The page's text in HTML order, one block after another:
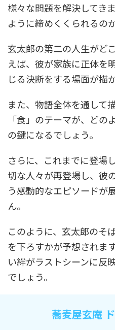
様々な問題を解決してき
ように締めくくられるの
玄太郎の第二の人生がど
えば、彼が家族に正体を
じる決断をする場面が描
また、物語全体を通して
「食」のテーマが、ど
の鍵になるでしょう。
さらに、これまでに登場
切な人々が再登場し、彼
う感動的なエピソードが
ん。
このように、玄太郎のそ
を下ろすかが予想されま
い絆がラストシーンに反
でしょう。
蕎麦屋玄庵